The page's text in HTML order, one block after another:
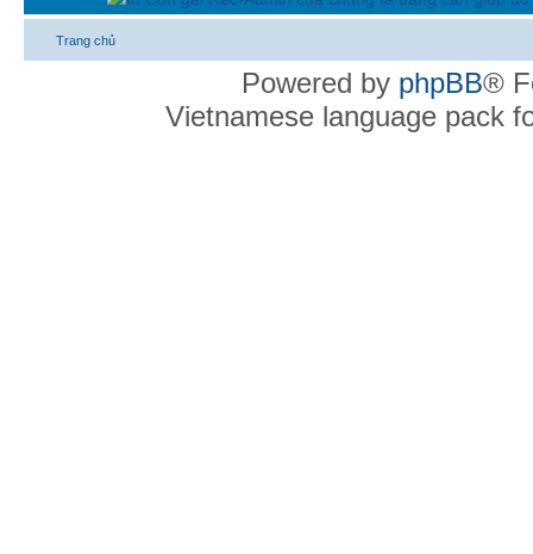
Trang chủ
Powered by phpBB®
Vietnamese language pack